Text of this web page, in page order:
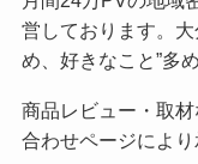
営しております。
め、好きなこと”多
商品レビュー・取
合わせページにより